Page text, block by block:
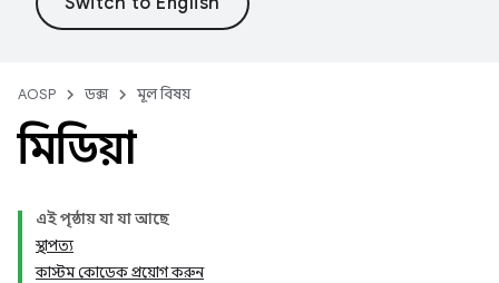
AOSP ডক্স মূল বিষয়
মিডিয়া
এই পৃষ্ঠায় যা যা আছে
স্থাপত্য
কাস্টম কোডেক প্রয়োগ করুন